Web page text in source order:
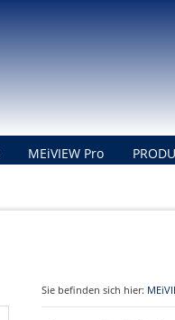
MEiVIEW Pro
Sie befinden sich hier: